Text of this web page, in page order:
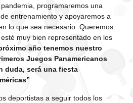
programaremos una
entrenamiento y apoyaremos a
lo que sea necesario. Queremos
muy bien representado en los
año tenemos nuestro
Juegos Panamericanos
duda, será una fiesta
deportistas a seguir todos los